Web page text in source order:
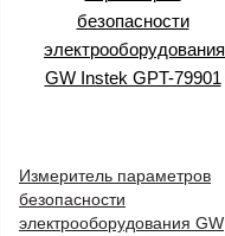
Измеритель параметров
безопасности
электрооборудования GW